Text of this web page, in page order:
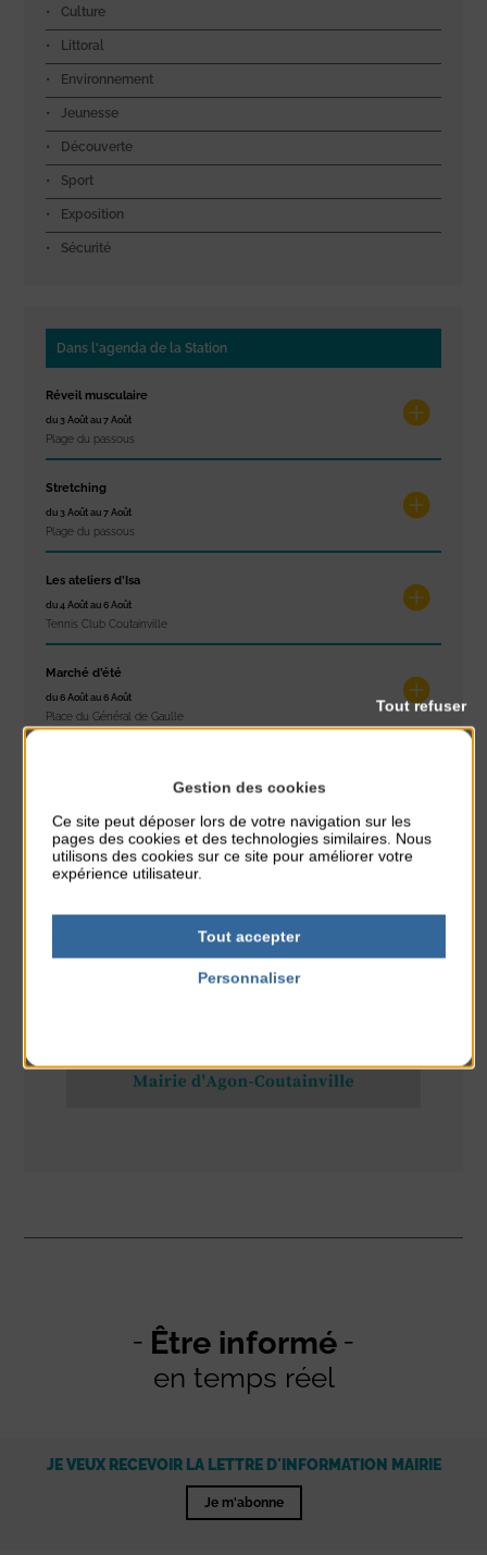
Culture
Littoral
Environnement
Jeunesse
Découverte
Sport
Exposition
Sécurité
Dans l'agenda de la Station
Réveil musculaire
du 3 Août au 7 Août
Plage du passous
Stretching
du 3 Août au 7 Août
Plage du passous
Les ateliers d’Isa
du 4 Août au 6 Août
Tennis Club Coutainville
Marché d’été
du 6 Août au 6 Août
Place du Général de Gaulle
Être informé
en temps réel
JE VEUX RECEVOIR LA LETTRE D'INFORMATION MAIRIE
Je m'abonne
Gestion des cookies
Ce site peut déposer lors de votre navigation sur les
pages des cookies et des technologies similaires. Nous
utilisons des cookies sur ce site pour améliorer votre
expérience utilisateur.
Tout accepter
Tout refuser
Personnaliser